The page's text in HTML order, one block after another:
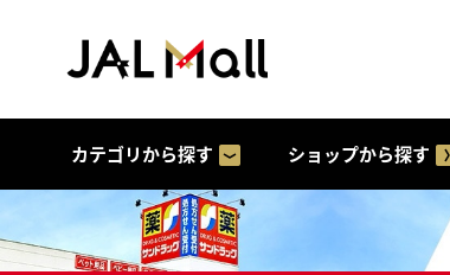
カテゴリから探す ショップから探す